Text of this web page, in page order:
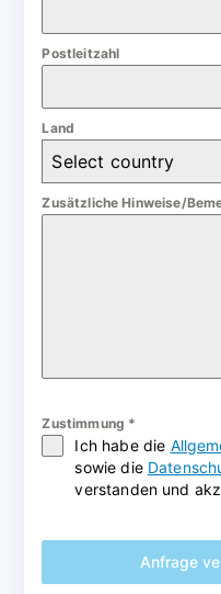
Postleitzahl
Land
Select country
Zusätzliche Hinweise/
Zustimmung *
Ich habe die
sowie die
verstanden und
Anfrage